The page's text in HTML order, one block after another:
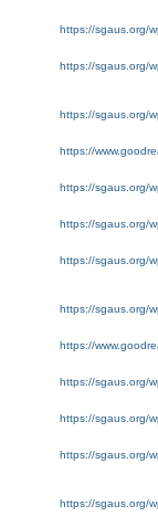
https://sgaus.org/
https://sgaus.org/
https://sgaus.org/
https://
https://sgaus.org/
https://sgaus.org/
https://sgaus.org/
https://sgaus.org/
https://
https://sgaus.org/
https://sgaus.org/
https://sgaus.org/
https://sgaus.org/